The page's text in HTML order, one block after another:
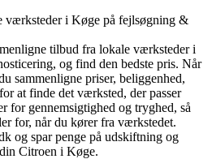
værksteder i Køge på fejlsøgning &
tilbud fra lokale værksteder i
og find den bedste pris. Når
sammenligne priser, beliggenhed,
at finde det værksted, der passer
for gennemsigtighed og tryghed, så
for, når du kører fra værkstedet.
og spar penge på udskiftning og
Citroen i Køge.